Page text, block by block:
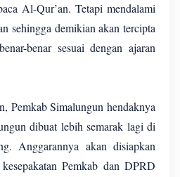
Al-Qur’an. Tetapi mendalami
sehingga demikian akan tercipta
benar sesuai dengan ajaran
Pemkab Simalungun hendaknya
dibuat lebih semarak lagi di
Anggarannya akan disiapkan
Pemkab dan DPRD